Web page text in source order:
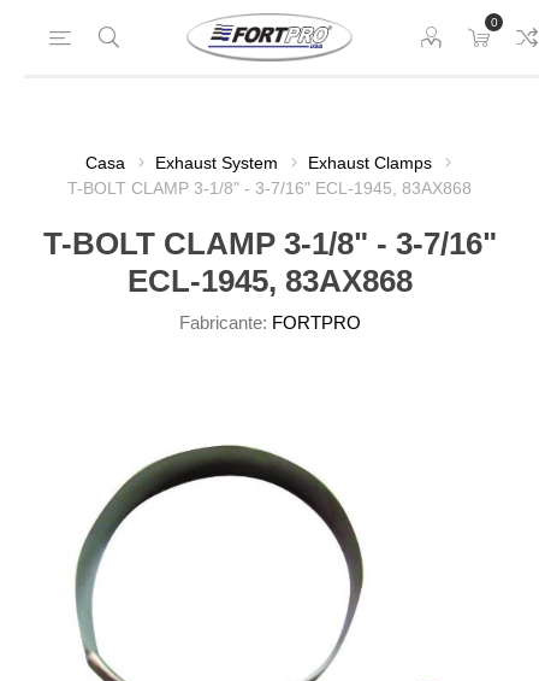
0
Casa Exhaust System
Exhaust Clamps
T-BOLT CLAMP 3-1/8" - 3-7/16" ECL-1945, 83AX868
T-BOLT CLAMP 3-1/8" - 3-7/16"
ECL-1945, 83AX868
Fabricante: FORTPRO